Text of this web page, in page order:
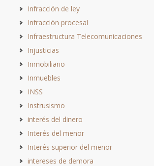
Infracción de ley
Infracción procesal
Infraestructura Telecomunicaciones
Injusticias
Inmobiliario
Inmuebles
INSS
Instrusismo
interés del dinero
Interés del menor
Interés superior del menor
intereses de demora